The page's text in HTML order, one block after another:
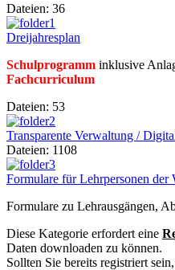
Dateien: 36
Dreijahresplan
Schulprogramm inklusive
Fachcurriculum
Dateien: 53
Transparente Verwaltung /
Dateien: 1108
Formulare für Lehrpersonen
Formulare zu Lehrausgängen,
Diese Kategorie erfordert eine
Daten downloaden zu können.
Sollten Sie bereits registriert